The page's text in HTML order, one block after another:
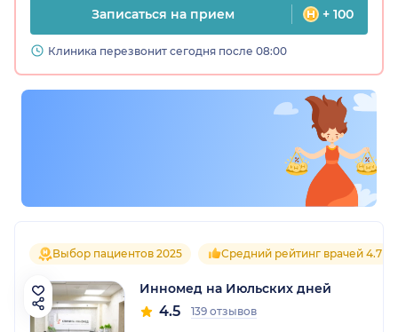
Записаться на прием + 100
Клиника перезвонит сегодня после 08:00
Выбор пациентов 2025 Средний рейтинг врачей 4.7
Инномед на Июльских дней
4.5 139 отзывов